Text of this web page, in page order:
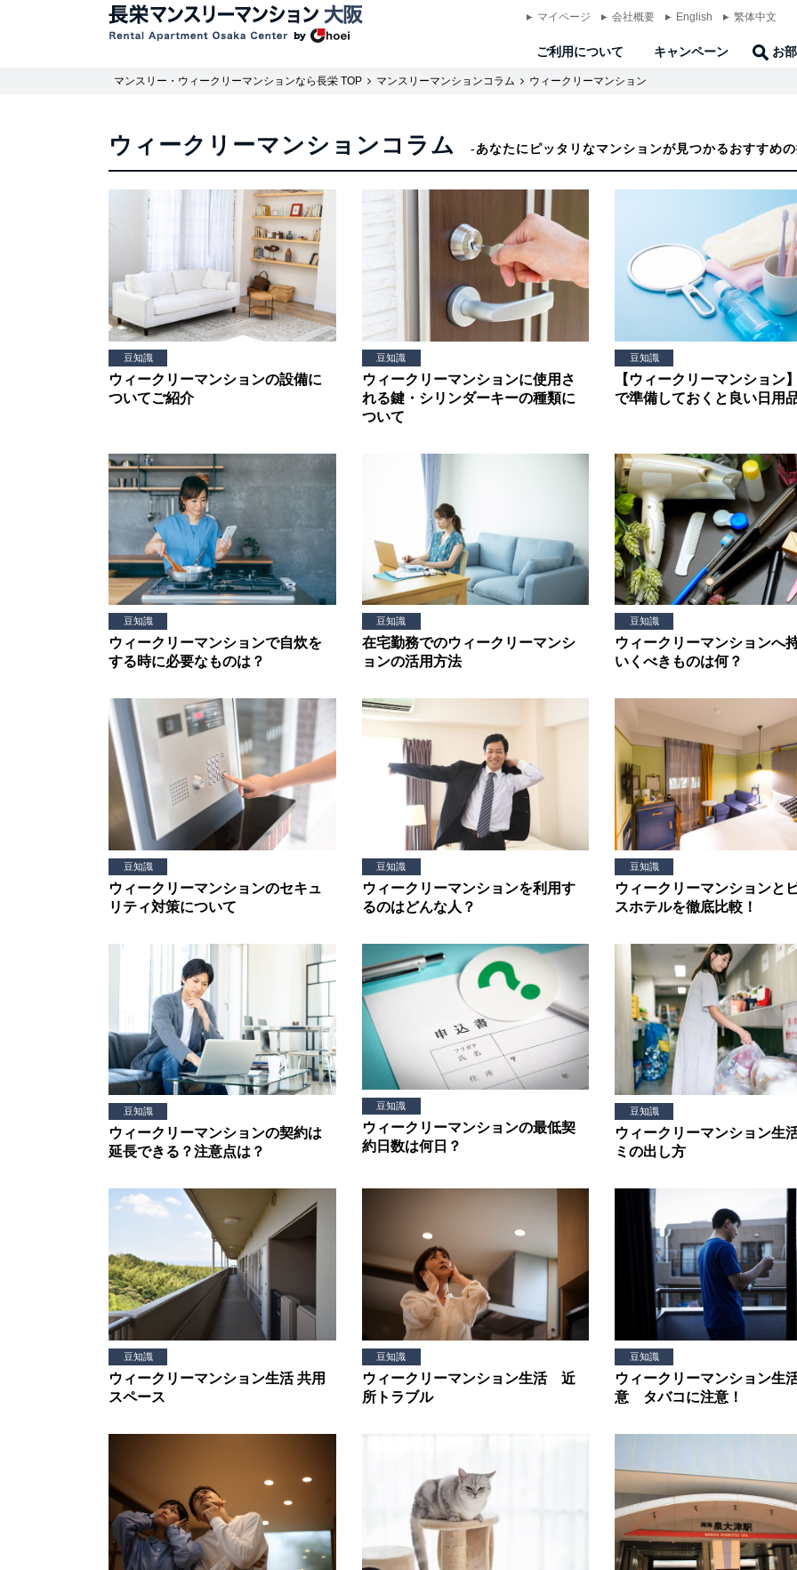
マイページ 会社概要 English 繁体中文
ご利用について キャンペーン お
マンスリー・ウィークリーマンションなら長栄 TOP マンスリーマンションコラム ウィークリーマンション
ウィークリーマンションコラム あなたにピッタリなマンションが見つかるおすすめ
豆知識
ウィークリーマンションの設備に
ついてご紹介
豆知識
ウィークリーマンションに使用さ
れる鍵・シリンダーキーの種類に
ついて
豆知識
【ウィークリーマンション
で準備しておくと良い日用
豆知識
ウィークリーマンションで自炊を
する時に必要なものは？
豆知識
在宅勤務でのウィークリーマンシ
ョンの活用方法
豆知識
ウィークリーマンションへ
いくべきものは何？
豆知識
ウィークリーマンションのセキュ
リティ対策について
豆知識
ウィークリーマンションを利用す
るのはどんな人？
豆知識
ウィークリーマンションと
スホテルを徹底比較！
豆知識
ウィークリーマンションの契約は
延長できる？注意点は？
豆知識
ウィークリーマンションの最低契
約日数は何日？
豆知識
ウィークリーマンション
ミの出し方
豆知識
ウィークリーマンション生活 共用
スペース
豆知識
ウィークリーマンション生活 近
所トラブル
豆知識
ウィークリーマンション生
意 タバコに注意！